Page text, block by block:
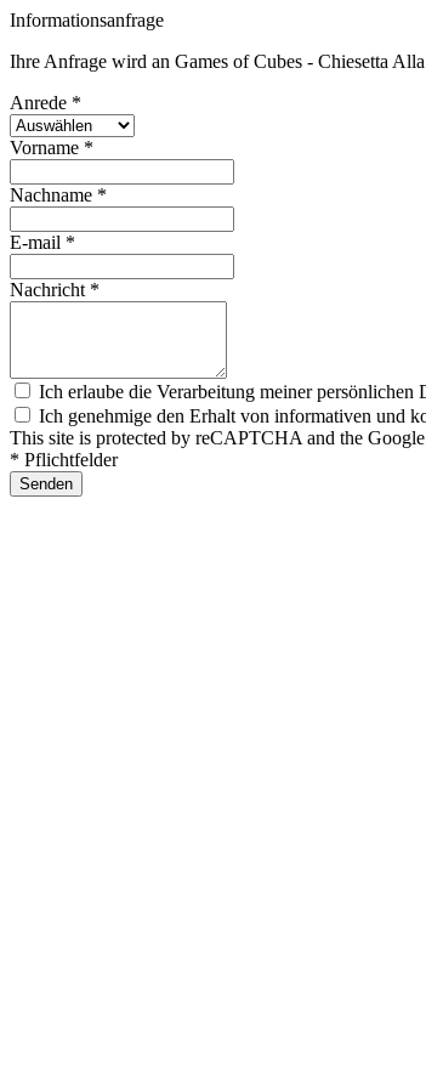
Informationsanfrage
Ihre Anfrage wird an Games of Cubes - Chiesetta Alla
Anrede *
Vorname *
Nachname *
E-mail *
Nachricht *
Ich erlaube die Verarbeitung meiner
Ich genehmige den Erhalt von informativen und
This site is protected by reCAPTCHA and the Google
* Pflichtfelder
Senden